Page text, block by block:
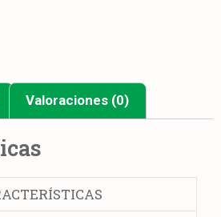
Valoraciones (0)